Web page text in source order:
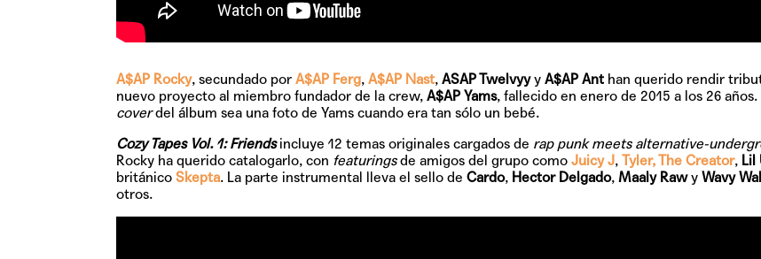
A$AP Rocky, secundado por A$AP Ferg, A$AP Nast, ASAP Twelvyyy A$AP Ant han querido rendir
nuevo proyecto al miembro fundador de la crew, A$AP Yams, fallecido en enero de 2015 a los 26
coverdel álbum sea una foto de Yams cuando era tan sólo un bebé.
Cozy Tapes Vol. 1: Friendsincluye 12 temas originales cargados de rap punk meets alternative-
Rocky ha querido catalogarlo, con featuringsde amigos del grupo como Juicy J, Tyler, The Creator, Lil
británico Skepta. La parte instrumental lleva el sello de Cardo, Hector Delgado, Maaly Rawy Wavy
otros.